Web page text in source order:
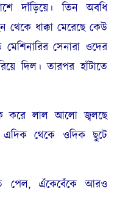
দাঁড়িয়ে। তিন অবধি
ধাক্কা মেরেছে কেউ
সেনারা ওদের
দিল। তারপর হাঁটাতে
করে লাল আলো জ্বলছে
এদিক থেকে ওদিক ছুটে
পেল, এঁকেবেঁকে আরও